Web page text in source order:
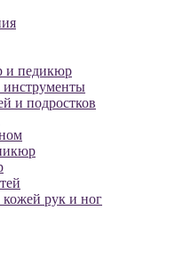
педикюр
инструменты
и подростков
кожей рук и ног